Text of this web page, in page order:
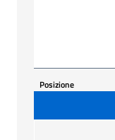
Posizione